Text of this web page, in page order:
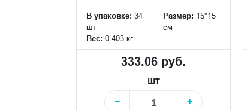
В упаковке: 34
шт
Размер: 15*15
см
Вес: 0.403 кг
333.06 руб.
шт
−
+